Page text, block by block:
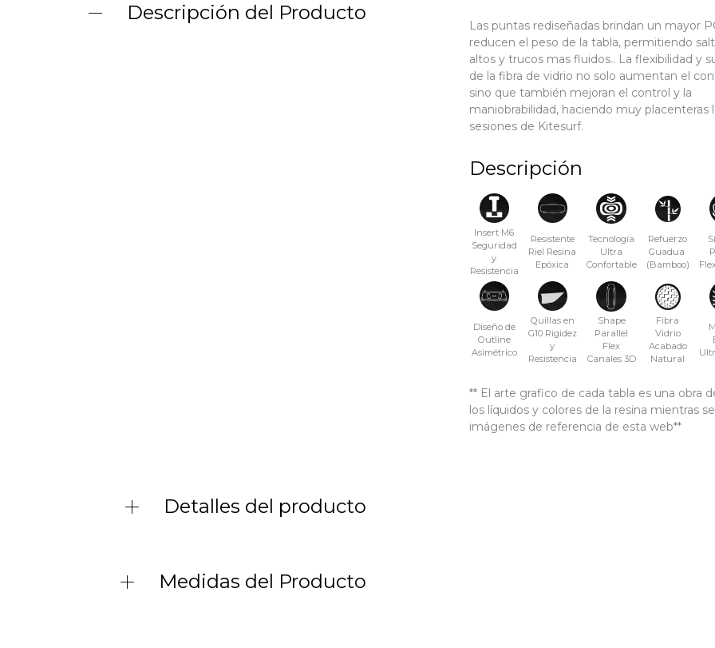
Descripción del Producto
Las puntas rediseñadas brindan un mayor
reducen el peso de la tabla, permitiendo
altos y trucos mas fluidos.. La flexibilidad y
de la fibra de vidrio no solo aumentan el
sino que también mejoran el control y la
maniobrabilidad, haciendo muy placenteras
sesiones de Kitesurf.
Descripción
Insert M6
Seguridad
y
Resistencia
Resistente
Riel Resina
Epóxica
Tecnología
Ultra
Confortable
Refuerzo
Guadua
(Bamboo)
Diseño de
Outline
Asimétrico
Quillas en
G10 Rigidez
y
Resistencia
Shape
Parallel
Flex
Canales 3D
Fibra
Vidrio
Acabado
Natural
** El arte grafico de cada tabla es una
los líquidos y colores de la resina mientras
imágenes de referencia de esta web**
Detalles del producto
Medidas del Producto